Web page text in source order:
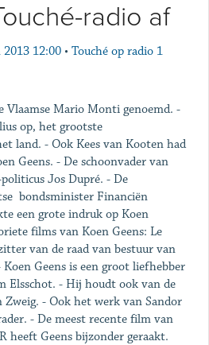
radio af
12:00 • Touché op radio 1
Vlaamse Mario Monti genoemd. -
op, het grootste
land. - Ook Kees van Kooten had
Geens. - De schoonvader van
Jos Dupré. - De
bondsminister Financiën
een grote indruk op Koen
films van Koen Geens: Le
van de raad van bestuur van
Geens is een groot liefhebber
Elsschot. - Hij houdt ook van de
Zweig. - Ook het werk van Sandor
- De meest recente film van
heeft Geens bijzonder geraakt.